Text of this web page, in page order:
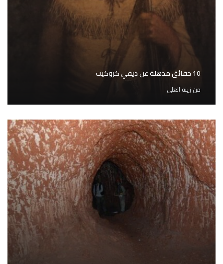
10 حقائق مذهلة عن ديفي كروكيت
من زينة العلي